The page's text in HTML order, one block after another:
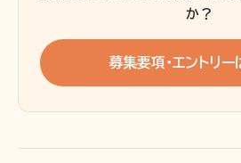
か？
募集要項・エントリー